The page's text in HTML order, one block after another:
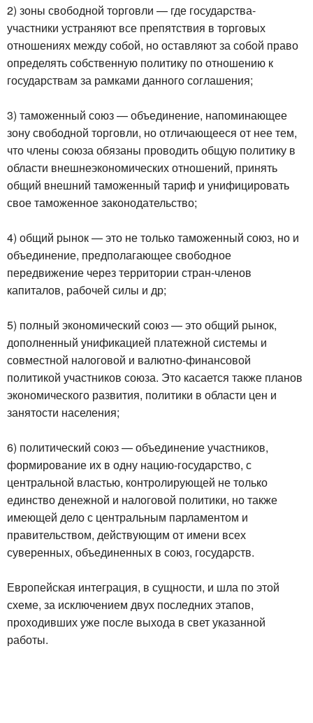
2) зоны свободной торговли — где государства-
участники устраняют все препятствия в торговых
отношениях между собой, но оставляют за собой право
определять собственную политику по отношению к
государствам за рамками данного соглашения;
3) таможенный союз — объединение, напоминающее
зону свободной торговли, но отличающееся от нее тем,
что члены союза обязаны проводить общую политику в
области внешнеэкономических отношений, принять
общий внешний таможенный тариф и унифицировать
свое таможенное законодательство;
4) общий рынок — это не только таможенный союз, но и
объединение, предполагающее свободное
передвижение через территории стран-членов
капиталов, рабочей силы и др;
5) полный экономический союз — это общий рынок,
дополненный унификацией платежной системы и
совместной налоговой и валютно-финансовой
политикой участников союза. Это касается также планов
экономического развития, политики в области цен и
занятости населения;
6) политический союз — объединение участников,
формирование их в одну нацию-государство, с
центральной властью, контролирующей не только
единство денежной и налоговой политики, но также
имеющей дело с центральным парламентом и
правительством, действующим от имени всех
суверенных, объединенных в союз, государств.
Европейская интеграция, в сущности, и шла по этой
схеме, за исключением двух последних этапов,
проходивших уже после выхода в свет указанной
работы.